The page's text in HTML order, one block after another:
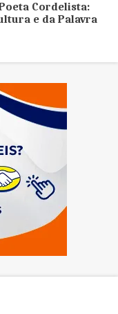
Cordelista:
e da Palavra